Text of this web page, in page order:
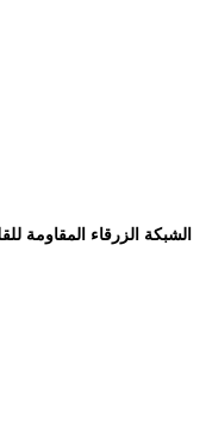
الشبكة الزرقاء المقاومة